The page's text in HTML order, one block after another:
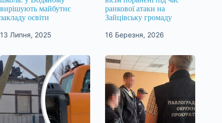
вирішують майбутнє
закладу освіти
13 Липня, 2025
ранкової атаки на
Зайцівську громаду
16 Березня, 2026